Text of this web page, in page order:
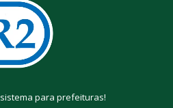
sistema para prefeituras!